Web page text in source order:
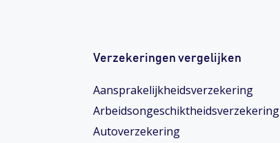
Verzekeringen vergelijken
Aansprakelijkheidsverzekering
Arbeidsongeschiktheids­­verzekering
Autoverzekering